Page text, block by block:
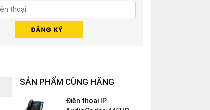
SẢN PHẨM CÙNG HÃNG
Điện thoại IP